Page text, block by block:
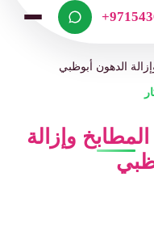
الدهون أبوظبي
وإزالة